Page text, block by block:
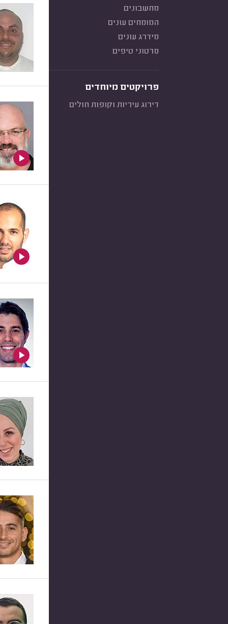
מחשבונים
המומחים עונים
מידרג עונים
סרטוני טיפים
פרויקטים מיוחדים
דירוג עיריות וקופות חולים